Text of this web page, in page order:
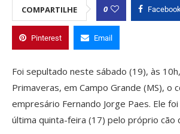
COMPARTILHE 0 Facebook
Pinterest Email
Foi sepultado neste sábado (19), às
Primaveras, em Campo Grande (MS), o
empresário Fernando Jorge Paes. Ele
última quinta-feira (17) pelo próprio cão